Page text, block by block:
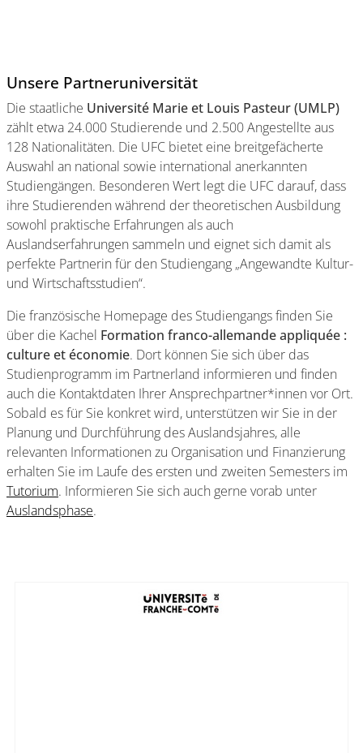
Unsere Partneruniversität
Die staatliche Université Marie et Louis Pasteur (UMLP)
zählt etwa 24.000 Studierende und 2.500 Angestellte aus
128 Nationalitäten. Die UFC bietet eine breitgefächerte
Auswahl an national sowie international anerkannten
Studiengängen. Besonderen Wert legt die UFC darauf, dass
ihre Studierenden während der theoretischen Ausbildung
sowohl praktische Erfahrungen als auch
Auslandserfahrungen sammeln und eignet sich damit als
perfekte Partnerin für den Studiengang „Angewandte Kultur-
und Wirtschaftsstudien“.
Die französische Homepage des Studiengangs finden Sie
über die Kachel Formation franco-allemande appliquée :
culture et économie. Dort können Sie sich über das
Studienprogramm im Partnerland informieren und finden
auch die Kontaktdaten Ihrer Ansprechpartner*innen vor Ort.
Sobald es für Sie konkret wird, unterstützen wir Sie in der
Planung und Durchführung des Auslandsjahres, alle
relevanten Informationen zu Organisation und Finanzierung
erhalten Sie im Laufe des ersten und zweiten Semesters im
Tutorium. Informieren Sie sich auch gerne vorab unter
Auslandsphase.